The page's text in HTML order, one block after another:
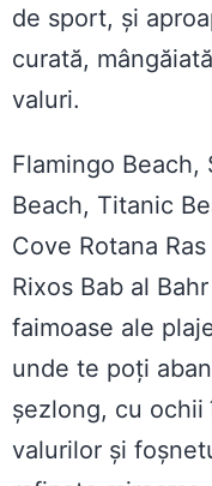
de sport, și
curată,
valuri.
Flamingo Beach,
Beach, Titanic
Cove Rotana
Rixos Bab al
faimoase ale
unde te poți
șezlong, cu
valurilor și